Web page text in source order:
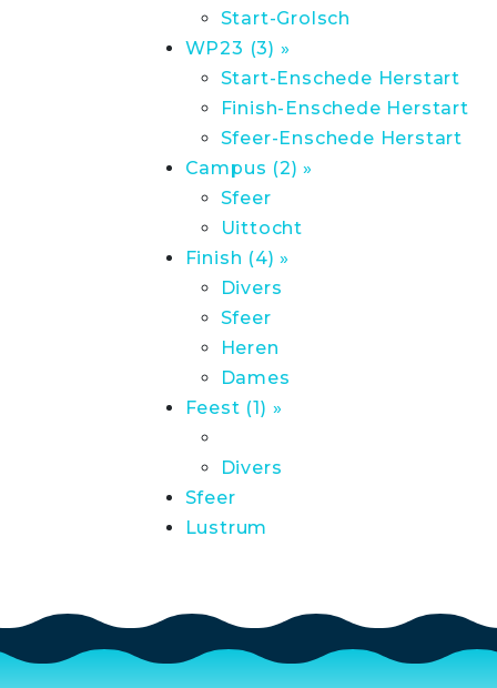
Start-Grolsch
WP23 (3) »
Start-Enschede Herstart
Finish-Enschede Herstart
Sfeer-Enschede Herstart
Campus (2) »
Sfeer
Uittocht
Finish (4) »
Divers
Sfeer
Heren
Dames
Feest (1) »
Divers
Sfeer
Lustrum